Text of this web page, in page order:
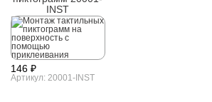
INST
146 ₽
Артикул: 20001-INST